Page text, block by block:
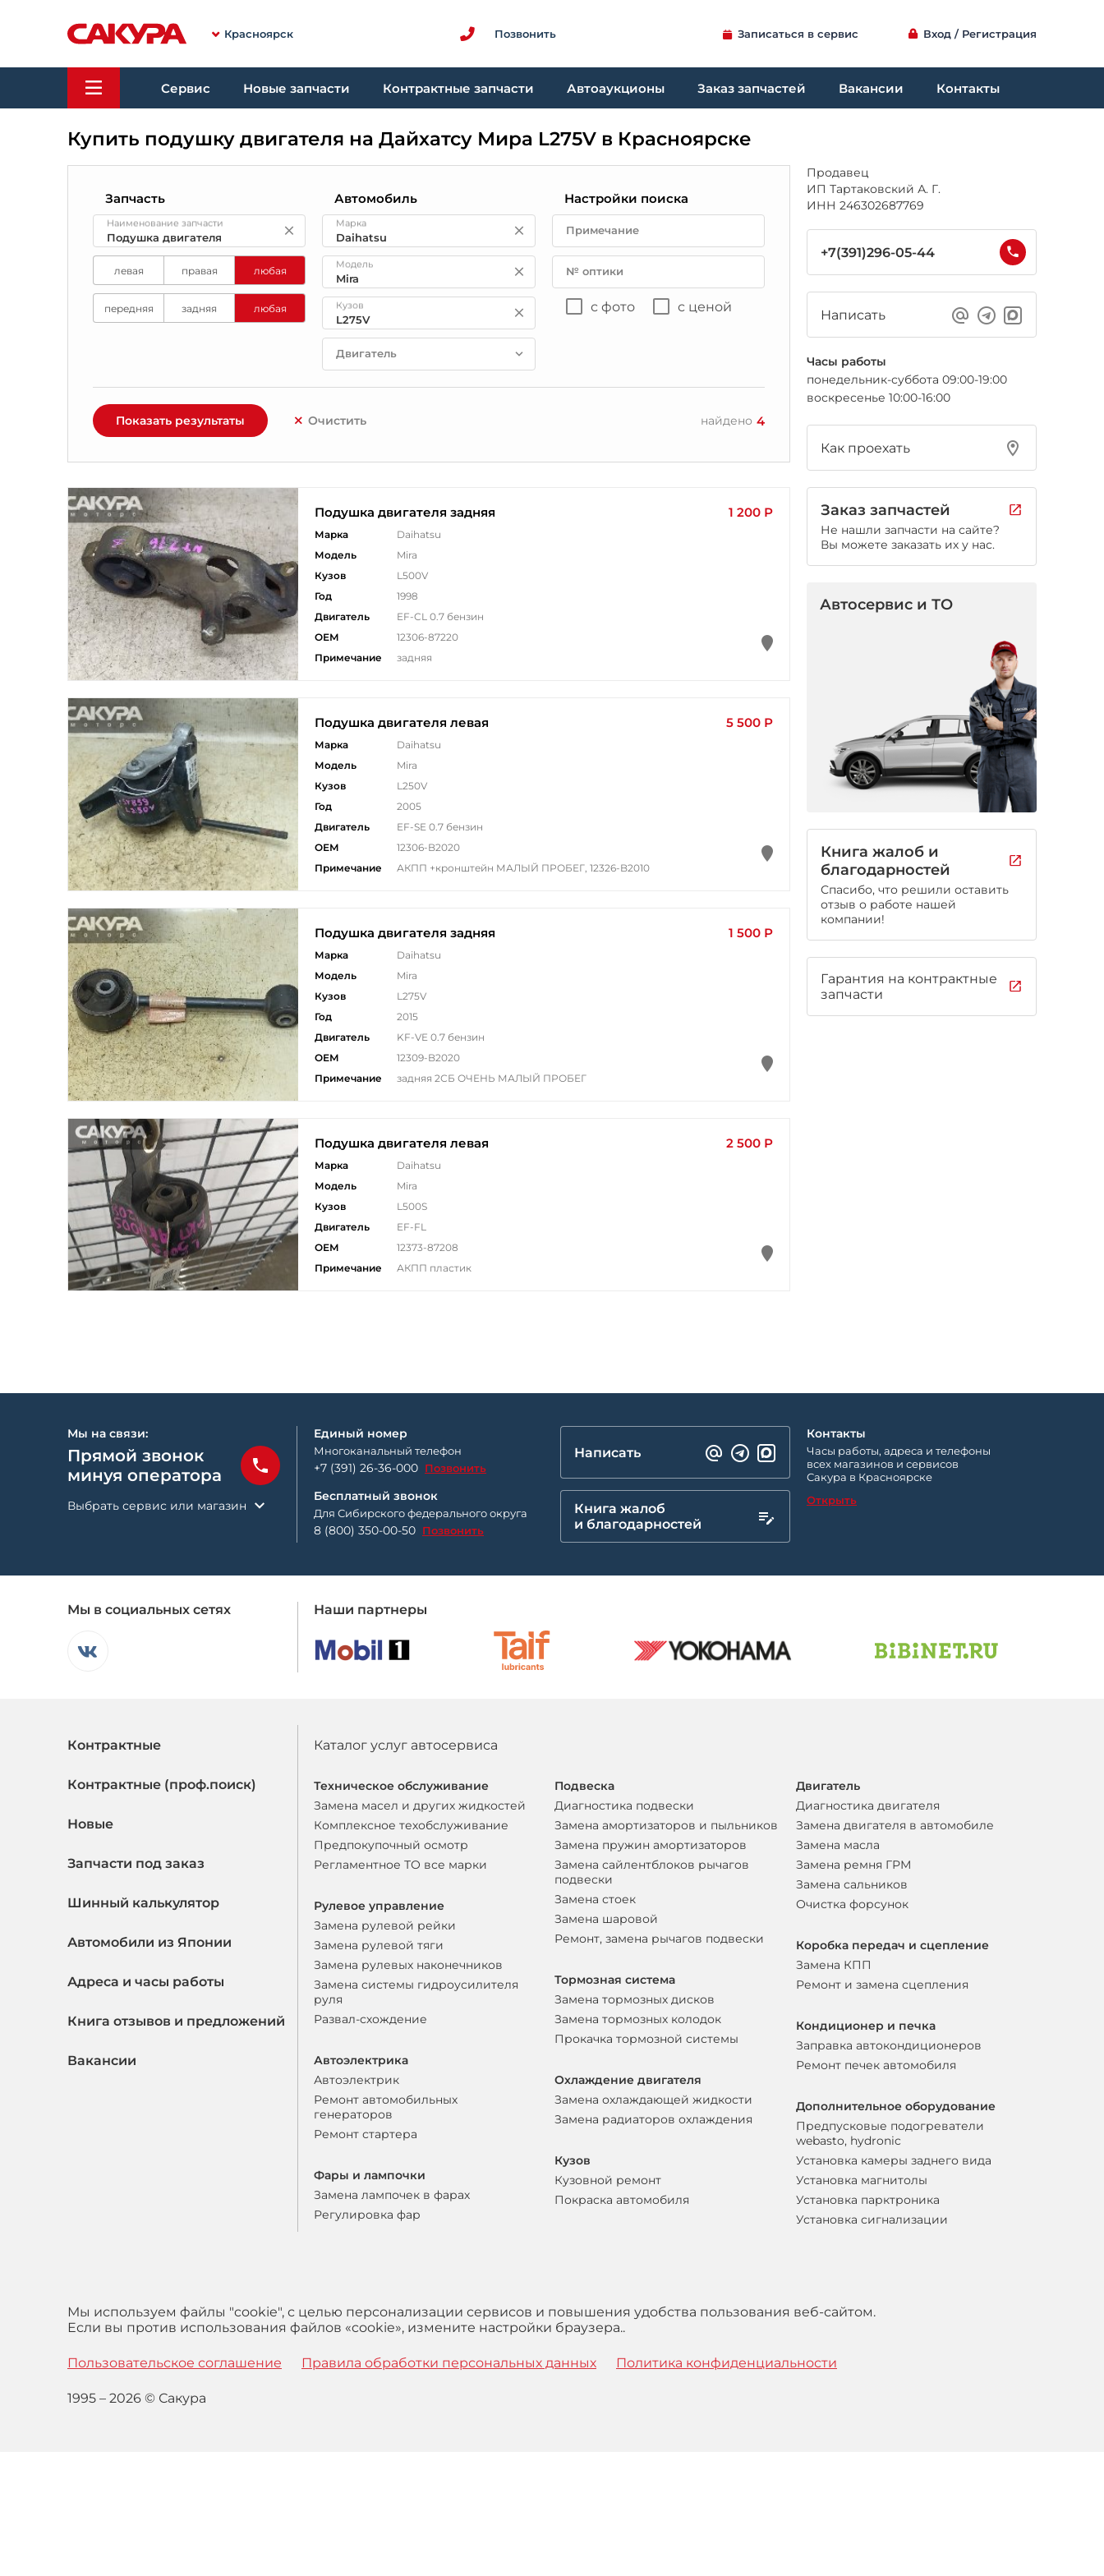
Красноярск Позвонить Записаться в сервис Вход / Регистрация
Сервис Новые запчасти Контрактные запчасти Автоаукционы Заказ запчастей Вакансии Контакты
Купить подушку двигателя на Дайхатсу Мира L275V в Красноярске
Запчасть
Наименование запчасти
левая правая любая
передняя задняя любая
Автомобиль
Марка
Модель
Кузов
Двигатель
Настройки поиска
Примечание
№ оптики
с фото с ценой
Показать результаты Очистить найдено 4
Подушка двигателя задняя 1 200 Р
Марка
Daihatsu
Модель
Mira
Кузов
L500V
Год
1998
Двигатель
EF-CL 0.7 бензин
ОЕМ
12306-87220
Примечание
задняя
Подушка двигателя левая 5 500 Р
Марка
Daihatsu
Модель
Mira
Кузов
L250V
Год
2005
Двигатель
EF-SE 0.7 бензин
ОЕМ
12306-B2020
Примечание
АКПП +кронштейн МАЛЫЙ ПРОБЕГ, 12326-B2010
Подушка двигателя задняя 1 500 Р
Марка
Daihatsu
Модель
Mira
Кузов
L275V
Год
2015
Двигатель
KF-VE 0.7 бензин
ОЕМ
12309-B2020
Примечание
задняя 2СБ ОЧЕНЬ МАЛЫЙ ПРОБЕГ
Подушка двигателя левая 2 500 Р
Марка
Daihatsu
Модель
Mira
Кузов
L500S
Двигатель
EF-FL
ОЕМ
12373-87208
Примечание
АКПП пластик
Продавец
ИП Тартаковский А. Г.
ИНН 246302687769
+7(391)296-05-44
Написать
Часы работы
понедельник-суббота 09:00-19:00
воскресенье 10:00-16:00
Как проехать
Заказ запчастей
Не нашли запчасти на сайте?
Вы можете заказать их у нас.
Автосервис и ТО
Книга жалоб и
благодарностей
Спасибо, что решили оставить
отзыв о работе нашей
компании!
Гарантия на контрактные
запчасти
Мы на связи:
Прямой звонок
минуя оператора
Выбрать сервис или магазин
Единый номер
Многоканальный телефон
+7 (391) 26-36-000 Позвонить
Бесплатный звонок
Для Сибирского федерального округа
8 (800) 350-00-50 Позвонить
Написать
Книга жалоб
и благодарностей
Контакты
Часы работы, адреса и телефоны
всех магазинов и сервисов
Сакура в Красноярске
Открыть
Мы в социальных сетях Наши партнеры
Контрактные
Контрактные (проф.поиск)
Новые
Запчасти под заказ
Шинный калькулятор
Автомобили из Японии
Адреса и часы работы
Книга отзывов и предложений
Вакансии
Каталог услуг автосервиса
Техническое обслуживание
Замена масел и других жидкостей
Комплексное техобслуживание
Предпокупочный осмотр
Регламентное ТО все марки
Рулевое управление
Замена рулевой рейки
Замена рулевой тяги
Замена рулевых наконечников
Замена системы гидроусилителя
руля
Развал-схождение
Автоэлектрика
Автоэлектрик
Ремонт автомобильных
генераторов
Ремонт стартера
Фары и лампочки
Замена лампочек в фарах
Регулировка фар
Подвеска
Диагностика подвески
Замена амортизаторов и пыльников
Замена пружин амортизаторов
Замена сайлентблоков рычагов
подвески
Замена стоек
Замена шаровой
Ремонт, замена рычагов подвески
Тормозная система
Замена тормозных дисков
Замена тормозных колодок
Прокачка тормозной системы
Охлаждение двигателя
Замена охлаждающей жидкости
Замена радиаторов охлаждения
Кузов
Кузовной ремонт
Покраска автомобиля
Двигатель
Диагностика двигателя
Замена двигателя в автомобиле
Замена масла
Замена ремня ГРМ
Замена сальников
Очистка форсунок
Коробка передач и сцепление
Замена КПП
Ремонт и замена сцепления
Кондиционер и печка
Заправка автокондиционеров
Ремонт печек автомобиля
Дополнительное оборудование
Предпусковые подогреватели
webasto, hydronic
Установка камеры заднего вида
Установка магнитолы
Установка парктроника
Установка сигнализации
Мы используем файлы "cookie", с целью персонализации сервисов и повышения удобства пользования веб-сайтом.
Если вы против использования файлов «cookie», измените настройки браузера..
Пользовательское соглашение Правила обработки персональных данных Политика конфиденциальности
1995 – 2026 © Сакура